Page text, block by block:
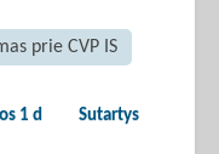
prie CVP IS
1 d Sutartys